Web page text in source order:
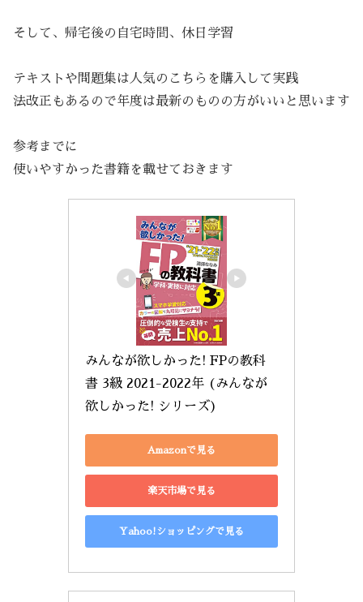
そして、帰宅後の自宅時間、休日学習
テキストや問題集は人気のこちらを購入して実践
法改正もあるので年度は最新のものの方がいいと思います
参考までに
使いやすかった書籍を載せておきます
みんなが欲しかった! FPの教科
書 3級 2021-2022年 (みんなが
欲しかった! シリーズ)
Amazonで見る
楽天市場で見る
Yahoo!ショッピングで見る